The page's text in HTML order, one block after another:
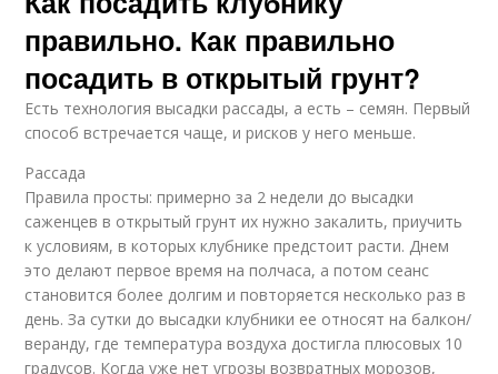
правильно. Как правильно
посадить в открытый грунт?
Есть технология высадки рассады, а есть – семян. Первый
способ встречается чаще, и рисков у него меньше.
Рассада
Правила просты: примерно за 2 недели до высадки
саженцев в открытый грунт их нужно закалить, приучить
к условиям, в которых клубнике предстоит расти. Днем
это делают первое время на полчаса, а потом сеанс
становится более долгим и повторяется несколько раз в
день. За сутки до высадки клубники ее относят на балкон/
веранду, где температура воздуха достигла плюсовых 10
градусов. Когда уже нет угрозы возвратных морозов,